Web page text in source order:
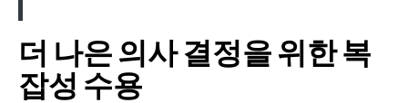
더 나은 의사 결정을 위한 복
잡성 수용